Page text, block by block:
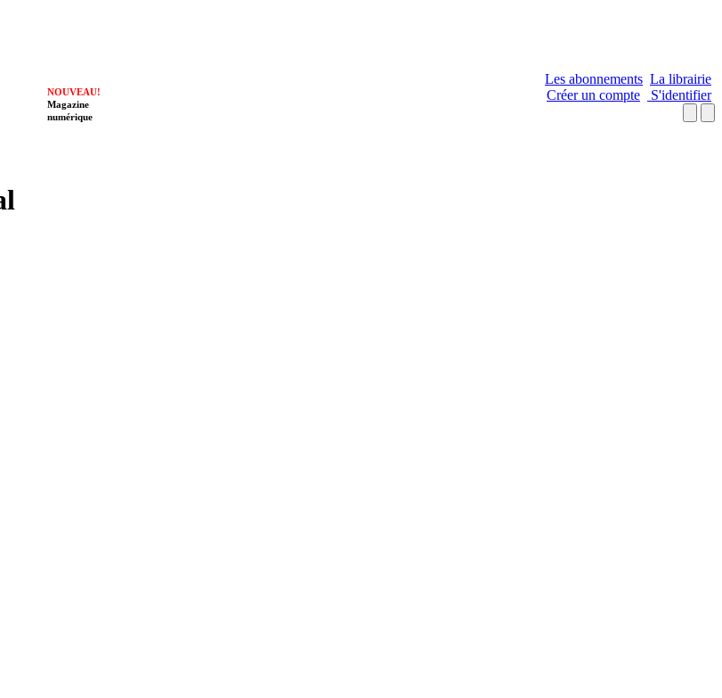
Les abonnements La librairie
Créer un compte
S'identifier
NOUVEAU!
Magazine
numérique